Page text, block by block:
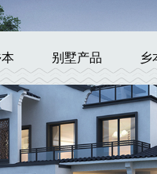
别墅产品 乡